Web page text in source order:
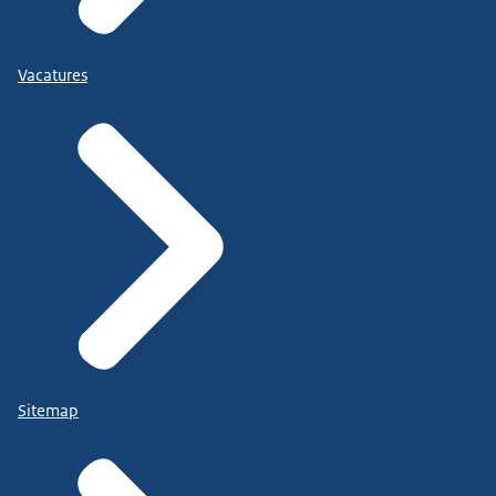
Vacatures
Sitemap